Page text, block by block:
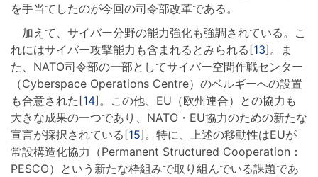
を手当てしたのが今回の司令部改革である。
加えて、サイバー分野の能力強化も強調されている。こ
れにはサイバー攻撃能力も含まれるとみられる[13]。ま
た、NATO司令部の一部としてサイバー空間作戦センター
（Cyberspace Operations Centre）のベルギーへの設置
も合意された[14]。この他、EU（欧州連合）との協力も
大きな成果の一つであり、NATO・EU協力のための新たな
宣言が採択されている[15]。特に、上述の移動性はEUが
常設構造化協力（Permanent Structured Cooperation：
PESCO）という新たな枠組みで取り組んでいる課題であ